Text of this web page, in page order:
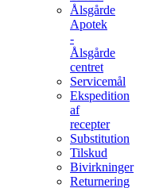
Ålsgårde
Apotek
-
Ålsgårde
centret
Servicemål
Ekspedition
af
recepter
Substitution
Tilskud
Bivirkninger
Returnering